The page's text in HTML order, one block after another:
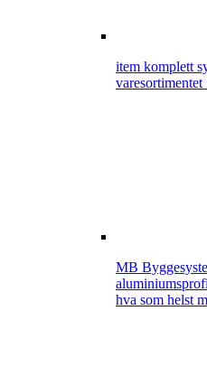
item komplett
varesortimentet
MB
hva som helst